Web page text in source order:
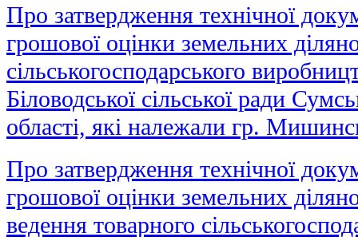
Про затвердження технічної
грошової оцінки земельних
сільськогосподарського
Біловодської сільської ради
області, які належали гр.
Про затвердження технічної
грошової оцінки земельних
ведення товарного